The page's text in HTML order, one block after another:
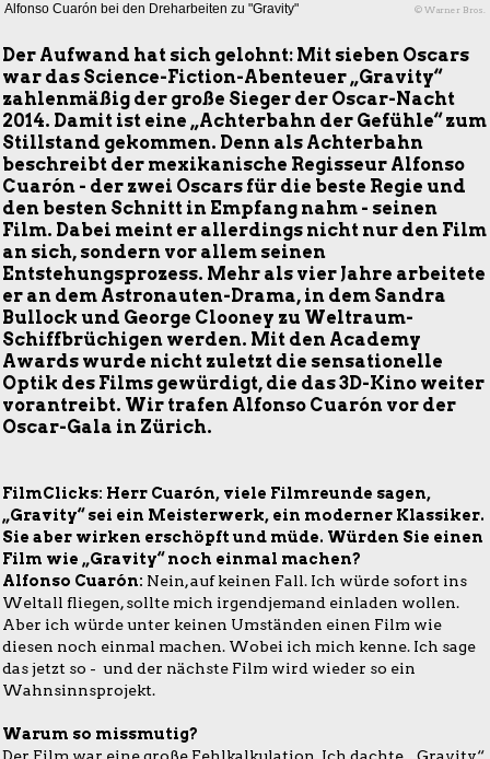
Alfonso Cuarón bei den Dreharbeiten zu "Gravity" © Warner Bros.
Der Aufwand hat sich gelohnt: Mit sieben Oscars
war das Science-Fiction-Abenteuer „Gravity“
zahlenmäßig der große Sieger der Oscar-Nacht
2014. Damit ist eine „Achterbahn der Gefühle“ zum
Stillstand gekommen. Denn als Achterbahn
beschreibt der mexikanische Regisseur Alfonso
Cuarón - der zwei Oscars für die beste Regie und
den besten Schnitt in Empfang nahm - seinen
Film. Dabei meint er allerdings nicht nur den Film
an sich, sondern vor allem seinen
Entstehungsprozess. Mehr als vier Jahre arbeitete
er an dem Astronauten-Drama, in dem Sandra
Bullock und George Clooney zu Weltraum-
Schiffbrüchigen werden. Mit den Academy
Awards wurde nicht zuletzt die sensationelle
Optik des Films gewürdigt, die das 3D-Kino weiter
vorantreibt. Wir trafen Alfonso Cuarón vor der
Oscar-Gala in Zürich.
FilmClicks: Herr Cuarón, viele Filmreunde sagen,
„Gravity“ sei ein Meisterwerk, ein moderner Klassiker.
Sie aber wirken erschöpft und müde. Würden Sie einen
Film wie „Gravity“noch einmal machen?
Alfonso Cuarón: Nein, auf keinen Fall. Ich würde sofort ins
Weltall fliegen, sollte mich irgendjemand einladen wollen.
Aber ich würde unter keinen Umständen einen Film wie
diesen noch einmal machen. Wobei ich mich kenne. Ich sage
das jetzt so - und der nächste Film wird wieder so ein
Wahnsinnsprojekt.
Warum so missmutig?